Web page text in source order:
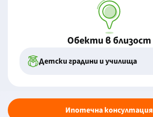
Обекти в близост
Детски градини и училища
Ипотечна консултация